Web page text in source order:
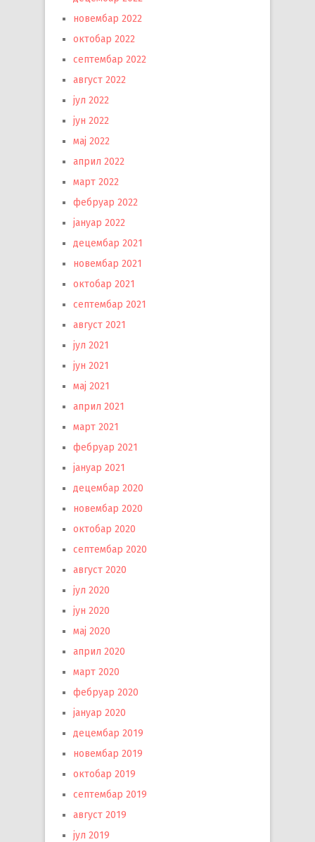
новембар 2022
октобар 2022
септембар 2022
август 2022
јул 2022
јун 2022
мај 2022
април 2022
март 2022
фебруар 2022
јануар 2022
децембар 2021
новембар 2021
октобар 2021
септембар 2021
август 2021
јул 2021
јун 2021
мај 2021
април 2021
март 2021
фебруар 2021
јануар 2021
децембар 2020
новембар 2020
октобар 2020
септембар 2020
август 2020
јул 2020
јун 2020
мај 2020
април 2020
март 2020
фебруар 2020
јануар 2020
децембар 2019
новембар 2019
октобар 2019
септембар 2019
август 2019
јул 2019